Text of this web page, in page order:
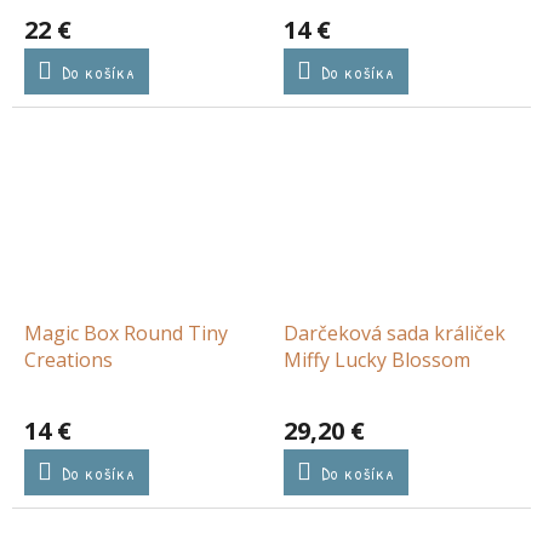
22 €
Do košíka
14 €
Do košíka
Magic Box Round Tiny
Creations
14 €
Do košíka
Darčeková sada králiček
Miffy Lucky Blossom
29,20 €
Do košíka